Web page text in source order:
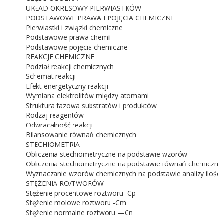
UKŁAD OKRESOWY PIERWIASTKÓW
PODSTAWOWE PRAWA I POJĘCIA CHEMICZNE
Pierwiastki i związki chemiczne
Podstawowe prawa chemii
Podstawowe pojęcia chemiczne
REAKCJE CHEMICZNE
Podział reakcji chemicznych
Schemat reakcji
Efekt energetyczny reakcji
Wymiana elektrolitów między atomami
Struktura fazowa substratów i produktów
Rodzaj reagentów
Odwracalność reakcji
Bilansowanie równań chemicznych
STECHIOMETRIA
Obliczenia stechiometryczne na podstawie wzorów
Obliczenia stechiometryczne na podstawie równań
Wyznaczanie wzorów chemicznych na podstawie analizy
STĘŻENIA RO/TWORÓW
Stężenie procentowe roztworu -Cp
Stężenie molowe roztworu -Cm
Stężenie normalne roztworu —Cn
Wydanie: 2
Rok wydania: 2009
Format:
Liczba stron: 194
Oprawa: miękka